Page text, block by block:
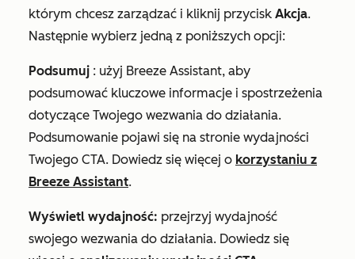
którym chcesz zarządzać i kliknij przycisk Akcja.
Następnie wybierz jedną z poniższych opcji:
Podsumuj : użyj Breeze Assistant, aby
podsumować kluczowe informacje i spostrzeżenia
dotyczące Twojego wezwania do działania.
Podsumowanie pojawi się na stronie wydajności
Twojego CTA. Dowiedz się więcej o korzystaniu z
Breeze Assistant.
Wyświetl wydajność: przejrzyj wydajność
swojego wezwania do działania. Dowiedz się